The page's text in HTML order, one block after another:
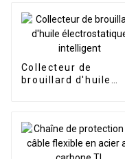
Collecteur de
brouillard d'huile